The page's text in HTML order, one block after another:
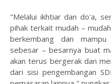
"Melalui ikhtiar dan do'a,
pihak terkait mudah –
berkembang dan
sebesar – besarnya buat
akan terus bergerak dan
dari sisi pengembangan